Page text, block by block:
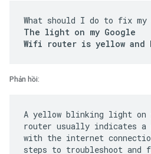
What should I do to fix my
The light on my Google
Wifi router is yellow and
Phản hồi:
A yellow blinking light on
router usually indicates a
with the internet
steps to troubleshoot and